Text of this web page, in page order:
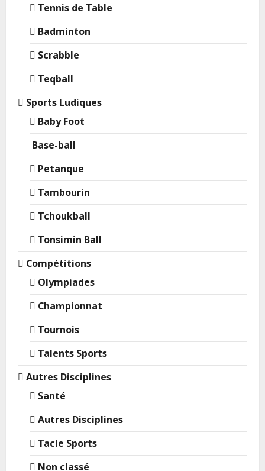
Tennis de Table
Badminton
Scrabble
Teqball
Sports Ludiques
Baby Foot
Base-ball
Petanque
Tambourin
Tchoukball
Tonsimin Ball
Compétitions
Olympiades
Championnat
Tournois
Talents Sports
Autres Disciplines
Santé
Autres Disciplines
Tacle Sports
Non classé